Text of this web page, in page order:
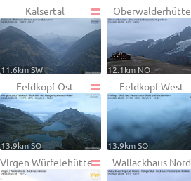
Kalsertal
11.6km SW
Oberwalderhütte
12.1km NO
Feldkopf Ost
13.9km SO
Feldkopf West
13.9km SO
Virgen Würfelehütte Wallackhaus Nord